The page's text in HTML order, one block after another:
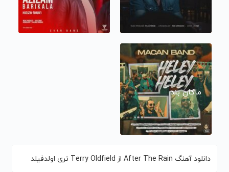
ماکان بند
دانلود آهنگ After The Rain از Terry Oldfield تری اولدفیلد